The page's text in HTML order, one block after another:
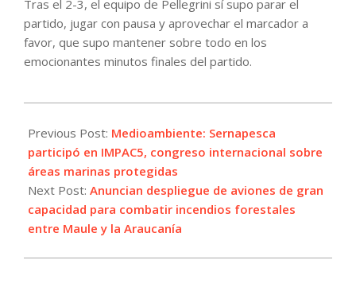
Tras el 2-3, el equipo de Pellegrini sí supo parar el
partido, jugar con pausa y aprovechar el marcador a
favor, que supo mantener sobre todo en los
emocionantes minutos finales del partido.
02-
11
Previous Post: Medioambiente: Sernapesca
participó en IMPAC5, congreso internacional sobre
áreas marinas protegidas
Next Post: Anuncian despliegue de aviones de gran
capacidad para combatir incendios forestales
entre Maule y la Araucanía